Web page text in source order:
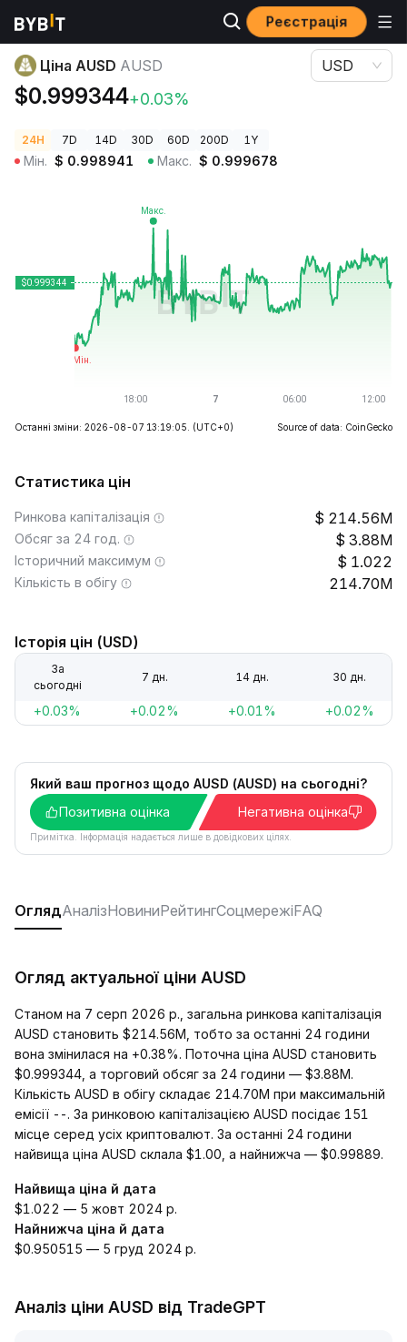
Реєстрація
Ціни криптовалют
Ціна AUSD AUSD
$0.999344+0.03%
USD
24H 7D 14D 30D 60D 200D 1Y
Мін. $ 0.998941 Макс. $ 0.999678
Останні зміни: 2026-08-07 13:19:05. (UTC+0) Source of data: CoinGecko
Статистика цін
Ринкова капіталізація 214.56M
Обсяг за 24 год. 3.88M
Історичний максимум 1.022
Кількість в обігу 214.70M
Історія цін (USD)
За
сьогодні
7 дн. 14 дн. 30 дн.
+0.03% +0.02% +0.01% +0.02%
Який ваш прогноз щодо AUSD (AUSD) на сьогодні?
Позитивна оцінка
Негативна оцінка
Примітка. Інформація надається лише в довідкових цілях.
ОглядАналізНовиниРейтингСоцмережіFAQ
Огляд актуальної ціни AUSD
Станом на 7 серп 2026 р., загальна ринкова капіталізація
AUSD становить $214.56M, тобто за останні 24 години
вона змінилася на +0.38%. Поточна ціна AUSD становить
$0.999344, а торговий обсяг за 24 години — $3.88M.
Кількість AUSD в обігу складає 214.70M при максимальній
емісії --. За ринковою капіталізацією AUSD посідає 151
місце серед усіх криптовалют. За останні 24 години
найвища ціна AUSD склала $1.00, а найнижча — $0.99889.
Найвища ціна й дата
$1.022 — 5 жовт 2024 р.
Найнижча ціна й дата
$0.950515 — 5 груд 2024 р.
Аналіз ціни AUSD від TradeGPT